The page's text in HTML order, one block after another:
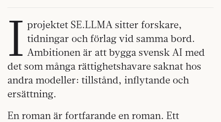
I projektet SE.LLMA sitter forskare,
tidningar och förlag vid samma bord.
Ambitionen är att bygga svensk AI med
det som många rättighetshavare saknat hos
andra modeller: tillstånd, inflytande och
ersättning.
En roman är fortfarande en roman. Ett